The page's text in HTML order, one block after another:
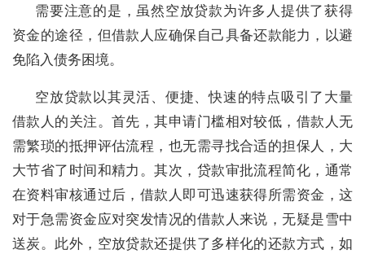
需要注意的是，虽然空放贷款为许多人提供了获得
资金的途径，但借款人应确保自己具备还款能力，以避
免陷入债务困境。
空放贷款以其灵活、便捷、快速的特点吸引了大量
借款人的关注。首先，其申请门槛相对较低，借款人无
需繁琐的抵押评估流程，也无需寻找合适的担保人，大
大节省了时间和精力。其次，贷款审批流程简化，通常
在资料审核通过后，借款人即可迅速获得所需资金，这
对于急需资金应对突发情况的借款人来说，无疑是雪中
送炭。此外，空放贷款还提供了多样化的还款方式，如